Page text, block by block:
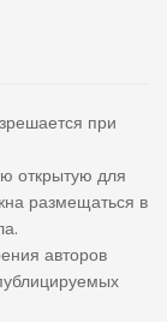
при
открытую для
размещаться в
авторов